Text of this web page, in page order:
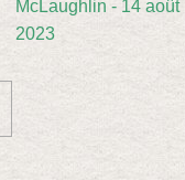
McLaughlin - 14 août
2023